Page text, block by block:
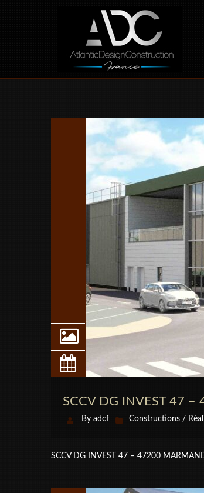
SCCV DG INVEST 47
By adcf Constructions /
SCCV DG INVEST 47 – 47200